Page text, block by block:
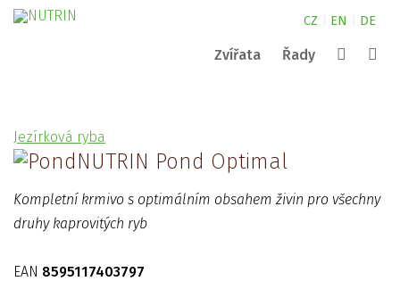
CZ EN DE
Zvířata Řady
Nature
Darwin´s
Vyhledat
Jezírková ryba
NUTRIN Pond Optimal
Kompletní krmivo s optimálním obsahem živin pro všechny
druhy kaprovitých ryb
EAN 8595117403797